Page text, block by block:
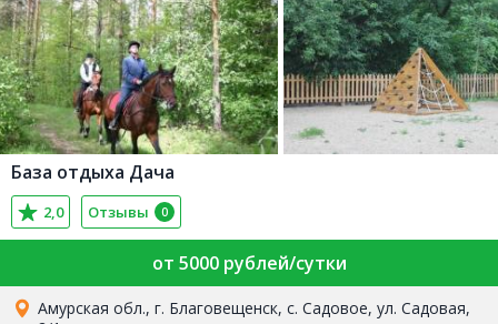
База отдыха Дача
2,0 Отзывы 0
от 5000 рублей/сутки
Амурская обл., г. Благовещенск, с. Садовое, ул. Садовая,